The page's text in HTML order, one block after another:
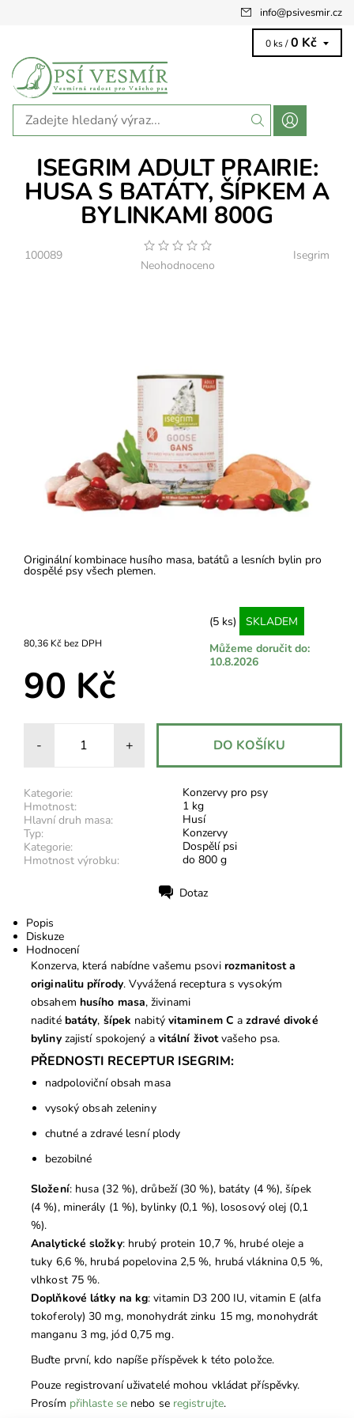
info@psivesmir.cz
0 ks / 0 Kč
ISEGRIM ADULT PRAIRIE:
HUSA S BATÁTY, ŠÍPKEM A
BYLINKAMI 800G
100089
Neohodnoceno
Isegrim
Originální kombinace husího masa, batátů a lesních bylin pro
dospělé psy všech plemen.
80,36 Kč bez DPH
(5 ks)
SKLADEM
Můžeme doručit do:
10.8.2026
90 Kč
- +
Kategorie:
Konzervy pro psy
Hmotnost:
1 kg
Hlavní druh masa:
Husí
Typ:
Konzervy
Kategorie:
Dospělí psi
Hmotnost výrobku:
do 800 g
Dotaz
Popis
Diskuze
Hodnocení
Konzerva, která nabídne vašemu psovi rozmanitost a
originalitu přírody. Vyvážená receptura s vysokým
obsahem husího masa, živinami
nadité batáty, šípek nabitý vitaminem C a zdravé divoké
byliny zajistí spokojený a vitální život vašeho psa.
PŘEDNOSTI RECEPTUR ISEGRIM:
nadpoloviční obsah masa
vysoký obsah zeleniny
chutné a zdravé lesní plody
bezobilné
Složení: husa (32 %), drůbeží (30 %), batáty (4 %), šípek
(4 %), minerály (1 %), bylinky (0,1 %), lososový olej (0,1
%).
Analytické složky: hrubý protein 10,7 %, hrubé oleje a
tuky 6,6 %, hrubá popelovina 2,5 %, hrubá vláknina 0,5 %,
vlhkost 75 %.
Doplňkové látky na kg: vitamin D3 200 IU, vitamin E (alfa
tokoferoly) 30 mg, monohydrát zinku 15 mg, monohydrát
manganu 3 mg, jód 0,75 mg.
Buďte první, kdo napíše příspěvek k této položce.
Pouze registrovaní uživatelé mohou vkládat příspěvky.
Prosím přihlaste senebo se registrujte.